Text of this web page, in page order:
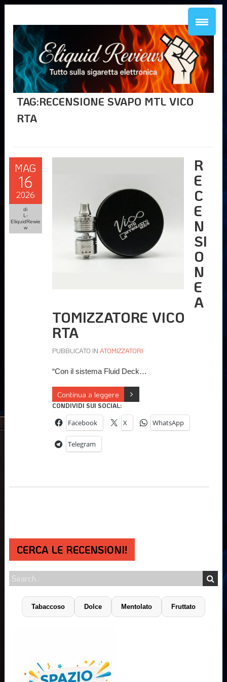
TAG:RECENSIONE SVAPO MTL VICO
RTA
MAG
16
2026
di
L-
EliquidRewie
w
R
E
C
E
N
SI
O
N
E
A
TOMIZZATORE VICO
RTA
PUBBLICATO IN ATOMIZZATORI
“Con il sistema Fluid Deck…
Continua a leggere
CONDIVIDI SUI SOCIAL:
Facebook X WhatsApp
Telegram
CERCA LE RECENSIONI!
Tabaccoso Dolce Mentolato Fruttato